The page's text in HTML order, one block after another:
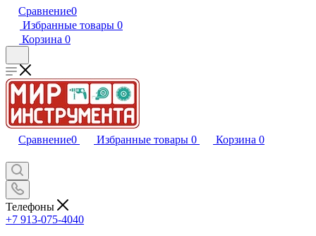
Сравнение0
Избранные товары 0
Корзина 0
Сравнение0 Избранные товары 0 Корзина 0
Телефоны
+7 913-075-4040